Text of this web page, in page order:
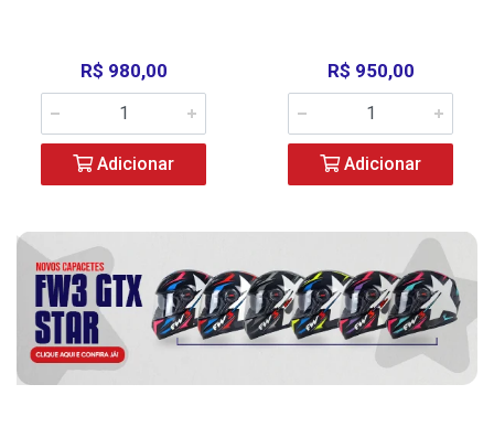
R$ 980,00
Adicionar
R$ 950,00
Adicionar